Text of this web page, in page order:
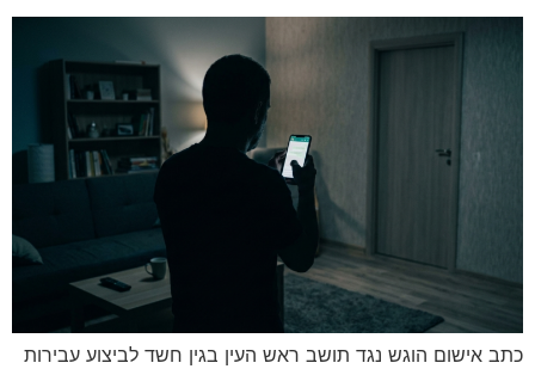
כתב אישום הוגש נגד תושב ראש העין בגין חשד לביצוע עבירות